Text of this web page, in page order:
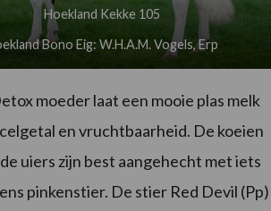
Hoekland Kekke 105
Bono Eig: W.H.A.M. Vogels, Erp
moeder laat een mooie plas melk
en vruchtbaarheid. De koeien
uiers zijn best aangehecht met iets
pinkenstier. De stier Red Devil (Pp)